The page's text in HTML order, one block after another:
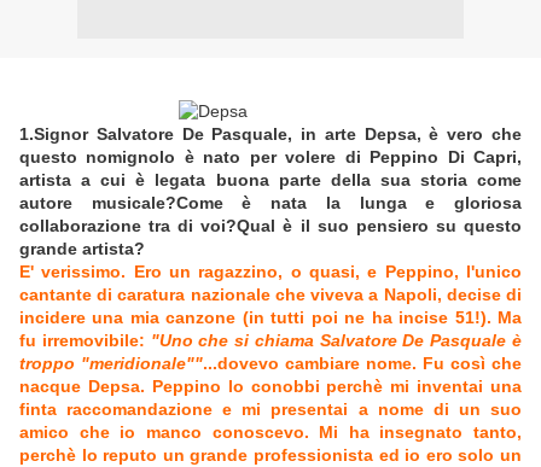
1.Signor Salvatore De Pasquale, in arte Depsa, è vero che
questo nomignolo è nato per volere di Peppino Di Capri,
artista a cui è legata buona parte della sua storia come
autore musicale?Come è nata la lunga e gloriosa
collaborazione tra di voi?Qual è il suo pensiero su questo
grande artista?
E' verissimo. Ero un ragazzino, o quasi, e Peppino, l'unico
cantante di caratura nazionale che viveva a Napoli, decise di
incidere una mia canzone (in tutti poi ne ha incise 51!). Ma
fu irremovibile: "Uno che si chiama Salvatore De Pasquale è
troppo "meridionale""...dovevo cambiare nome. Fu così che
nacque Depsa. Peppino lo conobbi perchè mi inventai una
finta raccomandazione e mi presentai a nome di un suo
amico che io manco conoscevo. Mi ha insegnato tanto,
perchè lo reputo un grande professionista ed io ero solo un